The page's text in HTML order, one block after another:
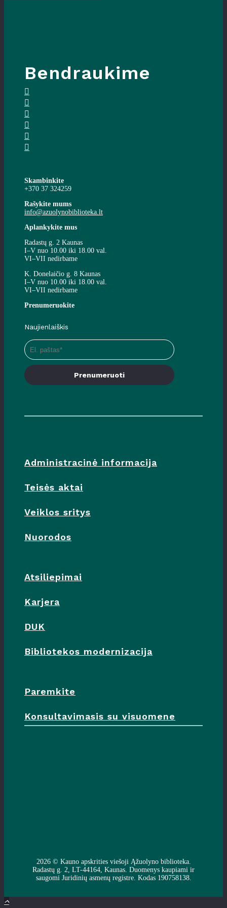
Bendraukime
Skambinkite
+370 37 324259
Rašykite mums
info@azuolynobiblioteka.lt
Aplankykite mus
Radastų g. 2 Kaunas
I–V nuo 10.00 iki 18.00 val.
VI–VII nedirbame
K. Donelaičio g. 8 Kaunas
I–V nuo 10.00 iki 18.00 val.
VI–VII nedirbame
Prenumeruokite
Naujienlaiškis
Prenumeruoti
Administracinė informacija
Teisės aktai
Veiklos sritys
Nuorodos
Atsiliepimai
Karjera
DUK
Bibliotekos modernizacija
Paremkite
Konsultavimasis su visuomene
2026 © Kauno apskrities viešoji Ąžuolyno biblioteka.
Radastų g. 2, LT-44164, Kaunas. Duomenys kaupiami ir
saugomi Juridinių asmenų registre. Kodas 190758138.